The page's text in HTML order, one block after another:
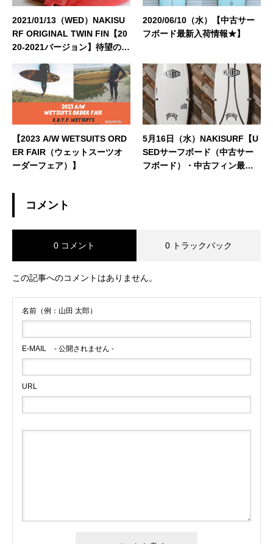
2021/01/13（WED）NAKISU
RF ORIGINAL TWIN FIN【20
20-2021バージョン】待望の再
2020/06/10（水）【中古サー
フボード最新入荷情報★】
【2023 A/W WETSUITS ORD
ER FAIR（ウェットスーツオ
ーダーフェア）】
5月16日（水）NAKISURF【U
SEDサーフボード（中古サー
フボード）・中古フィン最新
コメント
0 コメント 0 トラックバック
この記事へのコメントはありません。
名前（例：山田 太郎）
E-MAIL - 公開されません -
URL